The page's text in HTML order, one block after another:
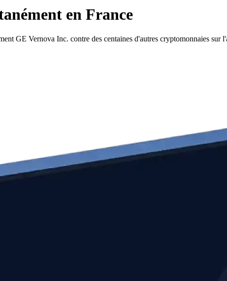
en France
GE Vernova Inc. contre des centaines d'autres cryptomonnaies sur